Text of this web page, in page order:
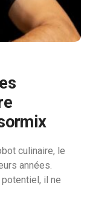
culinaire, le
années.
il ne